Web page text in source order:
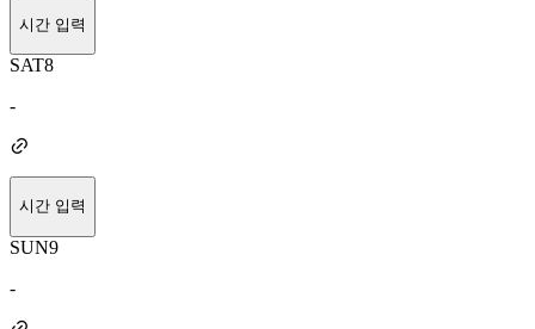
시간 입력
SAT8
-
시간 입력
SUN9
-